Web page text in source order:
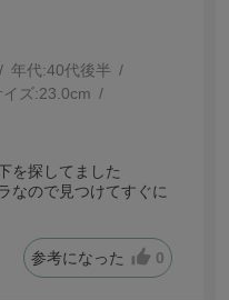
年代:40代後半
ズ:23.0cm
を探してました
なので見つけてすぐに
参考になった 0